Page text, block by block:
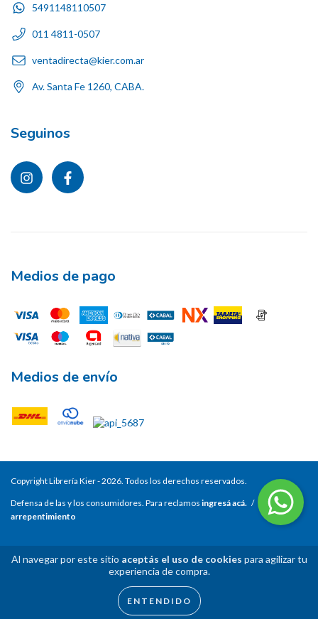
Al navegar por este sitio aceptás el uso de cookies para agilizar tu
experiencia de compra.
ENTENDIDO
5491148110507
011 4811-0507
ventadirecta@kier.com.ar
Av. Santa Fe 1260, CABA.
Seguinos
Medios de pago
Medios de envío
Copyright Librería Kier - 2026. Todos los derechos reservados.
Defensa de las y los consumidores. Para reclamos ingresá acá. /
Botón de
arrepentimiento